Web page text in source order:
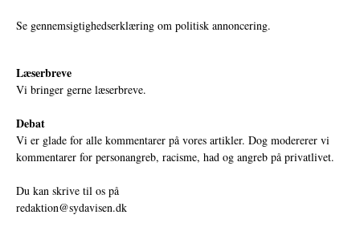
Se gennemsigtighedserklæring om politisk annoncering.
Læserbreve
Vi bringer gerne læserbreve.
Debat
Vi er glade for alle kommentarer på vores artikler. Dog modererer vi
kommentarer for personangreb, racisme, had og angreb på privatlivet.
Du kan skrive til os på
redaktion@sydavisen.dk